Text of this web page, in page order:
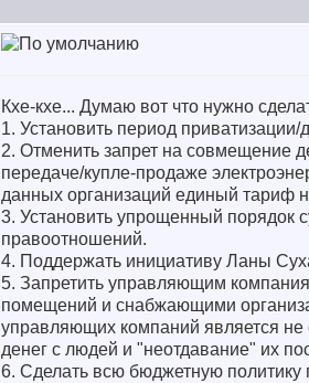
Кхе-кхе... Думаю вот что нужно
1. Установить период
2. Отменить запрет на совмещение
передаче/купле-продаже
данных организаций единый тариф
3. Установить упрощенный порядок
правоотношений.
4. Поддержать инициативу Ланы
5. Запретить управляющим
помещений и снабжающими
управляющих компаний является
денег с людей и "неотдавание" их
6. Сделать всю бюджетную политику